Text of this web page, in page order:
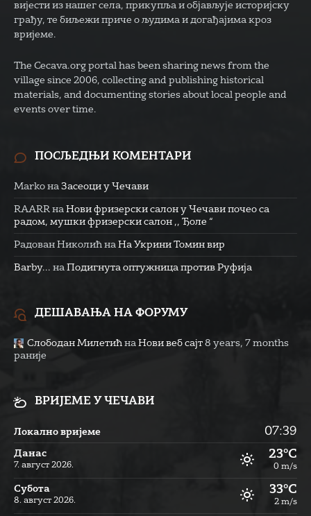
вијести из нашег села, прикупља и објављује историјску
грађу, те биљежи приче о људима и догађајима кроз
вријеме.
The Cecava.org portal has been sharing news from the
village since 2006, collecting and publishing historical
materials, and documenting stories about local people and
events over time.
ПОСЉЕДЊИ КОМЕНТАРИ
Marko на Засеоци у Чечави
RAARR на Нови фризерски салон у Чечави почео са
радом, мушки фризерски салон ,, Ђоле “
Радован Николић на На Укрини Томин вир
Barby... на Подигнута оптужница против Руфија
ДЕШАВАЊА НА ФОРУМУ
Слободан Милетић на Нови веб сајт 8 years, 7 months
раније
ВРИЈЕМЕ У ЧЕЧАВИ
Локално вријеме 07:39
Данас
7. август 2026.
23°C
0 m/s
Субота
8. август 2026.
33°C
2 m/s